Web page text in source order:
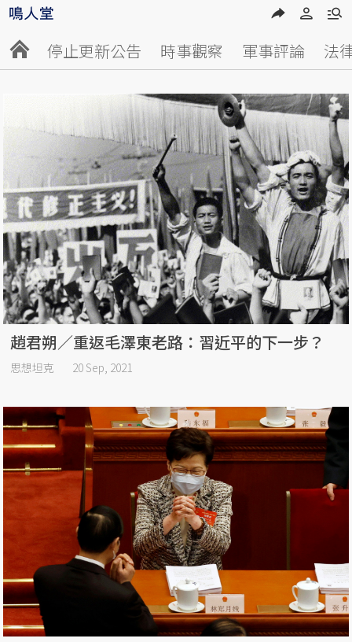
停止更新公告 時事觀察 軍事評論 法
趙君朔／重返毛澤東老路：習近平的下一步？
思想坦克 20 Sep, 2021